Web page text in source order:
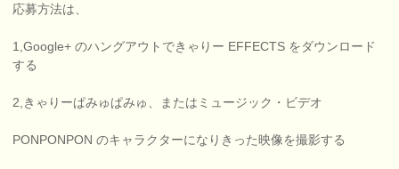
応募方法は、
1,Google+ のハングアウトできゃりー EFFECTS をダウンロード
する
2,きゃりーぱみゅぱみゅ、またはミュージック・ビデオ
PONPONPON のキャラクターになりきった映像を撮影する